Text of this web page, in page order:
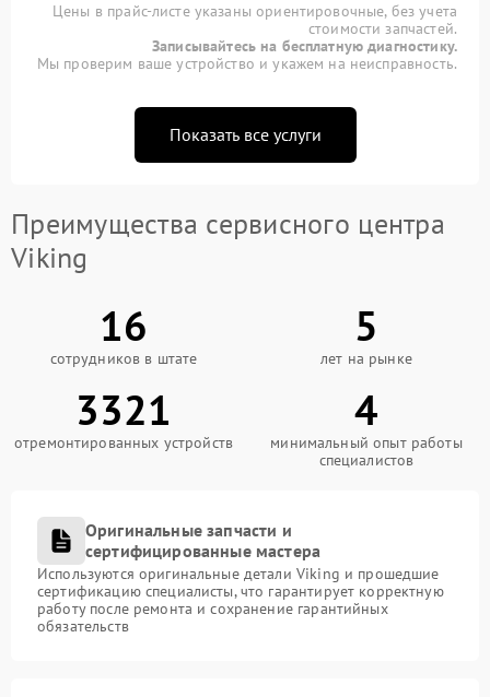
Цены в прайс-листе указаны ориентировочные, без учета
стоимости запчастей.
Записывайтесь на бесплатную диагностику.
Мы проверим ваше устройство и укажем на неисправность.
Показать все услуги
Преимущества сервисного центра
Viking
16
сотрудников в штате
5
лет на рынке
3321
отремонтированных устройств
4
минимальный опыт работы
специалистов
Оригинальные запчасти и
сертифицированные мастера
Используются оригинальные детали Viking и прошедшие
сертификацию специалисты, что гарантирует корректную
работу после ремонта и сохранение гарантийных
обязательств